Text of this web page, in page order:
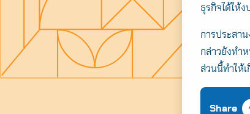
ธุรกิจได้ให้
การประสา
กล่าวยังทำ
ส่วนนี้ทำให้
Share